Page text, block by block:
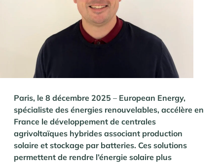
Paris, le 8 décembre 2025 – European Energy,
spécialiste des énergies renouvelables, accélère en
France le développement de centrales
agrivoltaïques hybrides associant production
solaire et stockage par batteries. Ces solutions
permettent de rendre l’énergie solaire plus